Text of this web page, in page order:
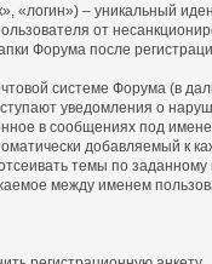
«логин») – уникальный
от
Форума после
системе Форума (в
уведомления о
в сообщениях под
добавляемый к
темы по заданному
между именем